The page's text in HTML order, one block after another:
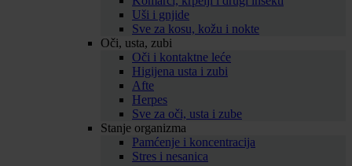
Uši i gnjide
Sve za kosu, kožu i nokte
Oči, usta, zubi
Oči i kontaktne leće
Higijena usta i zubi
Afte
Herpes
Sve za oči, usta i zube
Stanje organizma
Pamćenje i koncentracija
Stres i nesanica